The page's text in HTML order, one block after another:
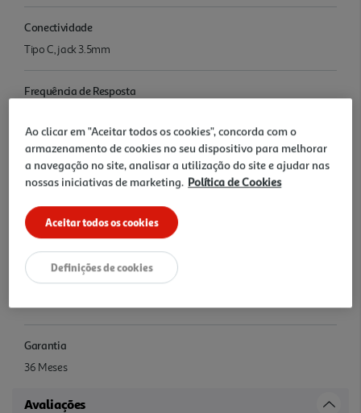
Conectividade
Tipo C, jack 3.5mm
Frequência de Resposta
Noise Cancelling
Impermeável
False
Outras características
Garantia
36 Meses
Avaliações
Ao clicar em "Aceitar todos os cookies", concorda com o
armazenamento de cookies no seu dispositivo para melhorar
a navegação no site, analisar a utilização do site e ajudar nas
nossas iniciativas de marketing. Política de Cookies
Aceitar todos os cookies
Definições de cookies